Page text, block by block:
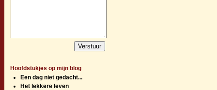
Hoofdstukjes op mijn blog
Een dag niet gedacht...
Het lekkere leven